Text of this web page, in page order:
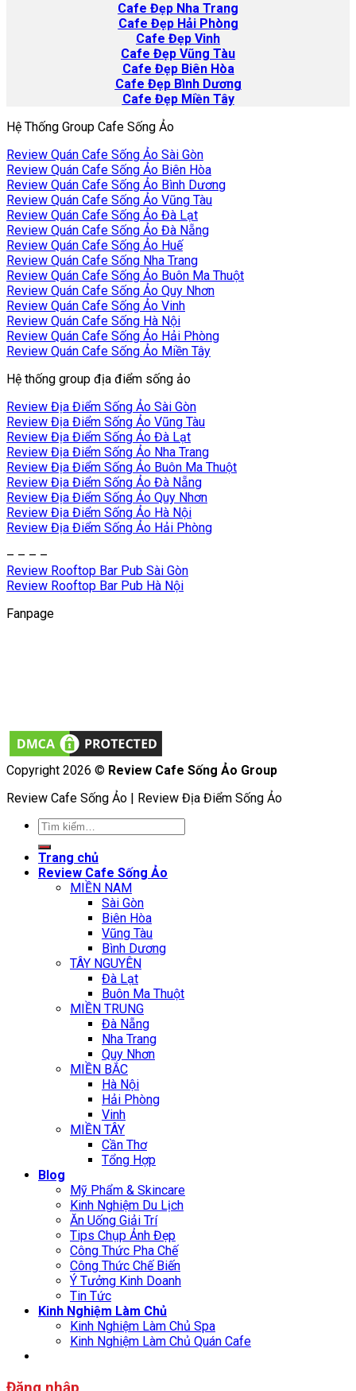
Cafe Đẹp Nha Trang
Cafe Đẹp Hải Phòng
Cafe Đẹp Vinh
Cafe Đẹp Vũng Tàu
Cafe Đẹp Biên Hòa
Cafe Đẹp Bình Dương
Cafe Đẹp Miền Tây
Hệ Thống Group Cafe Sống Ảo
Review Quán Cafe Sống Ảo Sài Gòn
Review Quán Cafe Sống Ảo Biên Hòa
Review Quán Cafe Sống Ảo Bình Dương
Review Quán Cafe Sống Ảo Vũng Tàu
Review Quán Cafe Sống Ảo Đà Lạt
Review Quán Cafe Sống Ảo Đà Nẵng
Review Quán Cafe Sống Ảo Huế
Review Quán Cafe Sống Nha Trang
Review Quán Cafe Sống Ảo Buôn Ma Thuột
Review Quán Cafe Sống Ảo Quy Nhơn
Review Quán Cafe Sống Ảo Vinh
Review Quán Cafe Sống Hà Nội
Review Quán Cafe Sống Ảo Hải Phòng
Review Quán Cafe Sống Ảo Miền Tây
Hệ thống group địa điểm sống ảo
Review Địa Điểm Sống Ảo Sài Gòn
Review Địa Điểm Sống Ảo Vũng Tàu
Review Địa Điểm Sống Ảo Đà Lạt
Review Địa Điểm Sống Ảo Nha Trang
Review Địa Điểm Sống Ảo Buôn Ma Thuột
Review Địa Điểm Sống Ảo Đà Nẵng
Review Địa Điểm Sống Ảo Quy Nhơn
Review Địa Điểm Sống Ảo Hà Nội
Review Địa Điểm Sống Ảo Hải Phòng
– – – –
Review Rooftop Bar Pub Sài Gòn
Review Rooftop Bar Pub Hà Nội
Fanpage
Copyright 2026 © Review Cafe Sống Ảo Group
Review Cafe Sống Ảo | Review Địa Điểm Sống Ảo
Tìm
Trang chủ
Review Cafe Sống Ảo
MIỀN NAM
Sài Gòn
Biên Hòa
Vũng Tàu
Bình Dương
TÂY NGUYÊN
Đà Lạt
Buôn Ma Thuột
MIỀN TRUNG
Đà Nẵng
Nha Trang
Quy Nhơn
MIỀN BẮC
Hà Nội
Hải Phòng
Vinh
MIỀN TÂY
Cần Thơ
Tổng Hợp
Blog
Mỹ Phẩm & Skincare
Kinh Nghiệm Du Lịch
Ăn Uống Giải Trí
Tips Chụp Ảnh Đẹp
Công Thức Pha Chế
Công Thức Chế Biến
Ý Tưởng Kinh Doanh
Tin Tức
Kinh Nghiệm Làm Chủ
Kinh Nghiệm Làm Chủ Spa
Kinh Nghiệm Làm Chủ Quán Cafe